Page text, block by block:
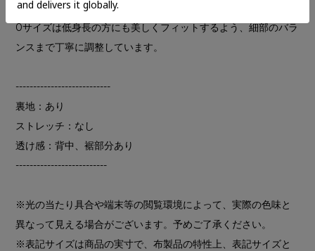
る一着に仕上げています。
0サイズは低身長の方にも美しくフィットするよう、細部のバラ
ンスまで丁寧に調整しています。
---------------------------
裏地：あり
ストレッチ：なし
透け感：背中、裾部分あり
--------------------------
※光の当たり具合や端末等の閲覧環境によって、実際の色味と
異なって見える場合がございます。予めご了承ください。
※表記サイズは商品の実寸で、布製品の特性上、表記サイズと